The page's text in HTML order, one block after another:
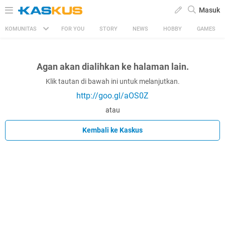
Masuk
KOMUNITAS FOR YOU STORY NEWS HOBBY GAMES
Agan akan dialihkan ke halaman lain.
Klik tautan di bawah ini untuk melanjutkan.
http://goo.gl/aOS0Z
atau
Kembali ke Kaskus